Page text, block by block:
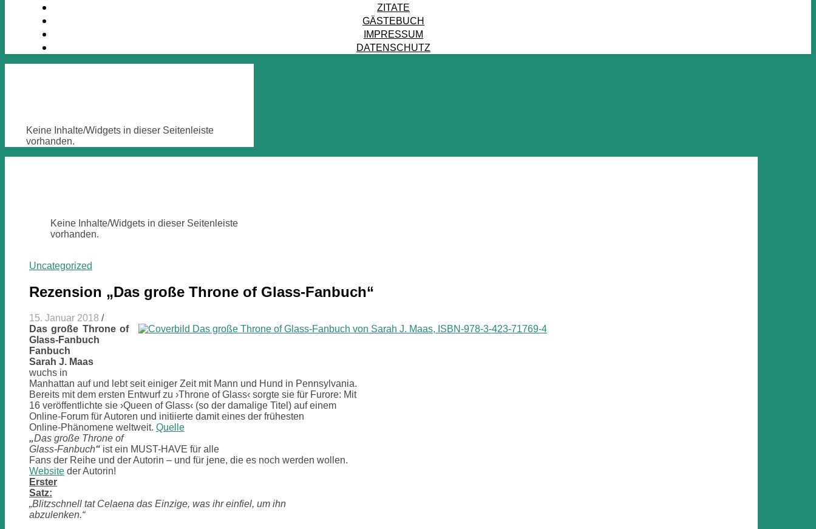
ZITATE
GÄSTEBUCH
IMPRESSUM
DATENSCHUTZ
Keine Inhalte/Widgets in dieser Seitenleiste
vorhanden.
Keine Inhalte/Widgets in dieser Seitenleiste
vorhanden.
Uncategorized
Rezension „Das große Throne of Glass-Fanbuch“
15. Januar 2018 /
Das große Throne of
Glass-Fanbuch
Fanbuch
Sarah J. Maas
wuchs in
Manhattan auf und lebt seit einiger Zeit mit Mann und Hund in Pennsylvania.
Bereits mit dem ersten Entwurf zu ›Throne of Glass‹ sorgte sie für Furore: Mit
16 veröffentlichte sie ›Queen of Glass‹ (so der damalige Titel) auf einem
Online-Forum für Autoren und initiierte damit eines der frühesten
Online-Phänomene weltweit. Quelle
„Das große Throne of
Glass-Fanbuch“ ist ein MUST-HAVE für alle
Fans der Reihe und der Autorin – und für jene, die es noch werden wollen.
Website der Autorin!
Erster
Satz:
„Blitzschnell tat Celaena das Einzige, was ihr einfiel, um ihn
abzulenken.“